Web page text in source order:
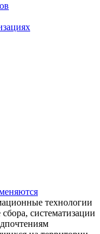
технологии
систематизации